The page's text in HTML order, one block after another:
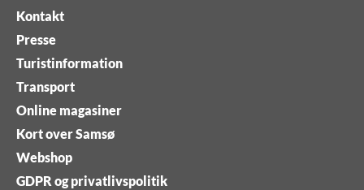
Kontakt
Presse
Turistinformation
Transport
Online magasiner
Kort over Samsø
Webshop
GDPR og privatlivspolitik